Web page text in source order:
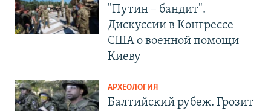
"Путин – бандит".
Дискуссии в Конгрессе
США о военной помощи
Киеву
АРХЕОЛОГИЯ
Балтийский рубеж. Грозит